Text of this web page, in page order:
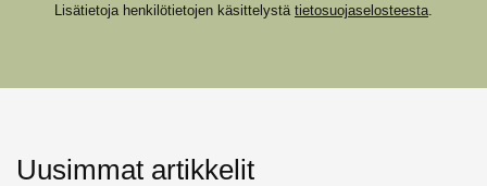
Lisätietoja henkilötietojen käsittelystä tietosuojaselosteesta
Uusimmat artikkelit